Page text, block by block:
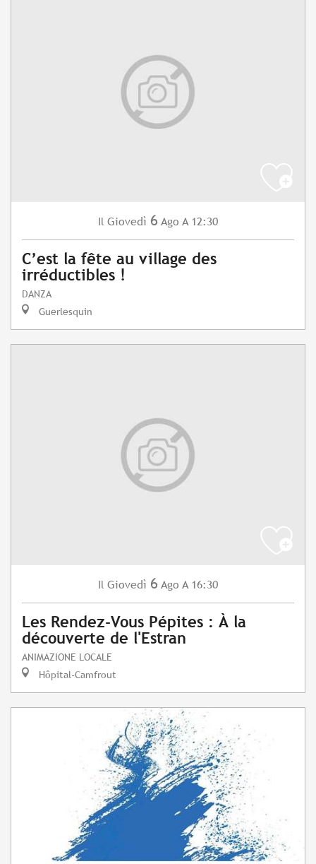
Il Giovedì 6 Ago A 12:30
C’est la fête au village des
irréductibles !
DANZA
Guerlesquin
Il Giovedì 6 Ago A 16:30
Les Rendez-Vous Pépites : À la
découverte de l'Estran
ANIMAZIONE LOCALE
Hôpital-Camfrout